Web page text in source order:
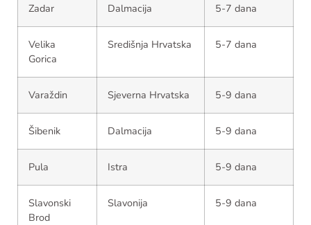
Zadar Dalmacija 5-7 dana
Velika
Gorica
Središnja Hrvatska 5-7 dana
Varaždin Sjeverna Hrvatska 5-9 dana
Šibenik Dalmacija 5-9 dana
Pula Istra 5-9 dana
Slavonski
Brod
Slavonija 5-9 dana